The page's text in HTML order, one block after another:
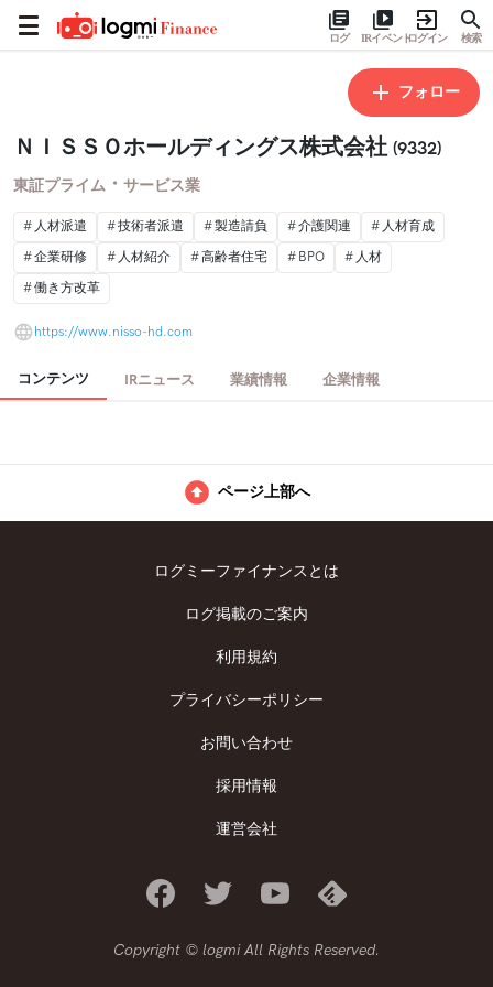
ログ IRイベントログイン 検索
フォロー
ＮＩＳＳＯホールディングス株式会社 (9332)
東証プライム ・ サービス業
人材派遣 技術者派遣 製造請負 介護関連
人材育成
企業研修
人材紹介 高齢者住宅 BPO
人材
働き方改革
https://www.nisso-hd.com
コンテンツ IRニュース 業績情報 企業情報
ページ上部へ
ログミーファイナンスとは
ログ掲載のご案内
利用規約
プライバシーポリシー
お問い合わせ
採用情報
運営会社
Copyright © logmi All Rights Reserved.